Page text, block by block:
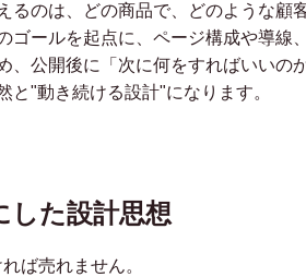
るのは、どの商品で、どのような顧
ゴールを起点に、ページ構成や導線
、公開後に「次に何をすればいいの
と"動き続ける設計"になります。
した設計思想
ば売れません。